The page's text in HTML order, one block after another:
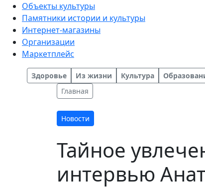
Объекты культуры
Памятники истории и культуры
Интернет-магазины
Организации
Маркетплейс
Здоровье Из жизни Культура
Главная
Новости
Тайное
интервью